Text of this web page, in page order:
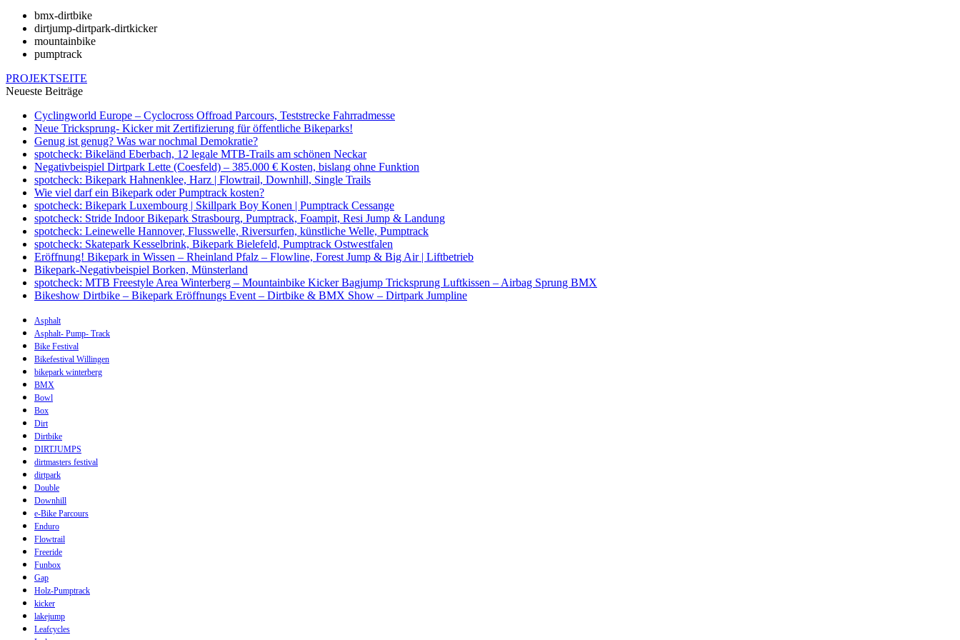
bmx-dirtbike
dirtjump-dirtpark-dirtkicker
mountainbike
pumptrack
PROJEKTSEITE
Neueste Beiträge
Cyclingworld Europe – Cyclocross Offroad Parcours, Teststrecke Fahrradmesse
Neue Tricksprung- Kicker mit Zertifizierung für öffentliche Bikeparks!
Genug ist genug? Was war nochmal Demokratie?
spotcheck: Bikeländ Eberbach, 12 legale MTB-Trails am schönen Neckar
Negativbeispiel Dirtpark Lette (Coesfeld) – 385.000 € Kosten, bislang ohne Funktion
spotcheck: Bikepark Hahnenklee, Harz | Flowtrail, Downhill, Single Trails
Wie viel darf ein Bikepark oder Pumptrack kosten?
spotcheck: Bikepark Luxembourg | Skillpark Boy Konen | Pumptrack Cessange
spotcheck: Stride Indoor Bikepark Strasbourg, Pumptrack, Foampit, Resi Jump & Landung
spotcheck: Leinewelle Hannover, Flusswelle, Riversurfen, künstliche Welle, Pumptrack
spotcheck: Skatepark Kesselbrink, Bikepark Bielefeld, Pumptrack Ostwestfalen
Eröffnung! Bikepark in Wissen – Rheinland Pfalz – Flowline, Forest Jump & Big Air | Liftbetrieb
Bikepark-Negativbeispiel Borken, Münsterland
spotcheck: MTB Freestyle Area Winterberg – Mountainbike Kicker Bagjump Tricksprung Luftkissen – Airbag Sprung BMX
Bikeshow Dirtbike – Bikepark Eröffnungs Event – Dirtbike & BMX Show – Dirtpark Jumpline
Asphalt
Asphalt- Pump- Track
Bike Festival
Bikefestival Willingen
bikepark winterberg
BMX
Bowl
Box
Dirt
Dirtbike
DIRTJUMPS
dirtmasters festival
dirtpark
Double
Downhill
e-Bike Parcours
Enduro
Flowtrail
Freeride
Funbox
Gap
Holz-Pumptrack
kicker
lakejump
Leafcycles